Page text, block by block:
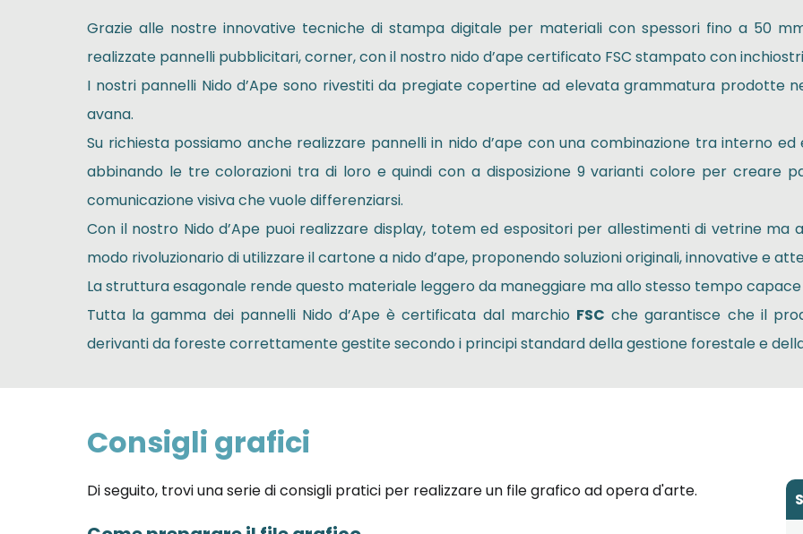
Grazie alle nostre innovative tecniche di stampa digitale per materiali con spessori fino a 50
realizzate pannelli pubblicitari, corner, con il nostro nido d’ape certificato FSC stampato con
I nostri pannelli Nido d’Ape sono rivestiti da pregiate copertine ad elevata grammatura prodotte
avana.
Su richiesta possiamo anche realizzare pannelli in nido d’ape con una combinazione tra interno
abbinando le tre colorazioni tra di loro e quindi con a disposizione 9 varianti colore per creare
comunicazione visiva che vuole differenziarsi.
Con il nostro Nido d’Ape puoi realizzare display, totem ed espositori per allestimenti di vetrine ma
modo rivoluzionario di utilizzare il cartone a nido d’ape, proponendo soluzioni originali, innovative e
La struttura esagonale rende questo materiale leggero da maneggiare ma allo stesso tempo
Tutta la gamma dei pannelli Nido d’Ape è certificata dal marchio FSC che garantisce che il
derivanti da foreste correttamente gestite secondo i principi standard della gestione forestale e
Consigli grafici
Di seguito, trovi una serie di consigli pratici per realizzare un file grafico ad opera d'arte.